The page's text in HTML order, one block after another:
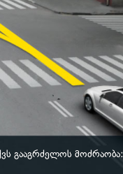
გააგრძელოს მოძრაობა: